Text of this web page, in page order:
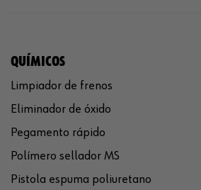
QUÍMICOS
Limpiador de frenos
Eliminador de óxido
Pegamento rápido
Polímero sellador MS
Pistola espuma poliuretano